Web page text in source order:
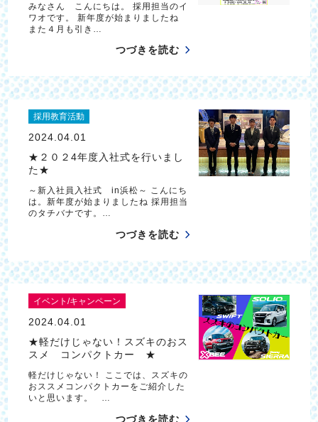
みなさん こんにちは。 採用担当のイ
ワオです。 新年度が始まりましたね
また４月も引き…
つづきを読む
採用教育活動
2024.04.01
★２０２4年度入社式を行いまし
た★
～新入社員入社式 in浜松～ こんにち
は。新年度が始まりましたね 採用担当
のタチバナです。…
つづきを読む
イベント/キャンペーン
2024.04.01
★軽だけじゃない！スズキのおス
スメ コンパクトカー ★
軽だけじゃない！ ここでは、スズキの
おススメコンパクトカーをご紹介した
いと思います。 …
つづきを読む